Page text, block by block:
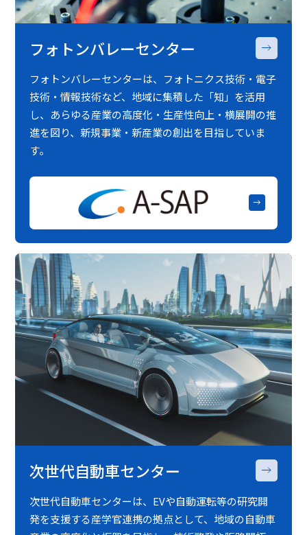
フォトンバレーセンター
フォトンバレーセンターは、フォトニクス技術・電子
技術・情報技術など、地域に集積した「知」を活用
し、あらゆる産業の高度化・生産性向上・横展開の推
進を図り、新規事業・新産業の創出を目指していま
す。
次世代自動車センター
次世代自動車センターは、EVや自動運転等の研究開
発を支援する産学官連携の拠点として、地域の自動車